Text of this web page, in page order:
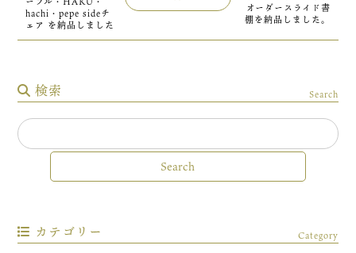
hachi・pepe sideチ
ェア を納品しました
オーダースライド書
棚を納品しました。
検索 Search
カテゴリー Category